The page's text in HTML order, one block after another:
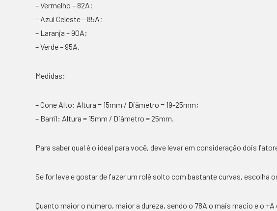
– Vermelho – 82A;
– Azul Celeste – 85A;
– Laranja – 90A;
– Verde – 95A.
Medidas:
– Cone Alto: Altura = 15mm / Diâmetro = 19-25mm;
– Barril: Altura = 15mm / Diâmetro = 25mm.
Para saber qual é o ideal para você, deve levar em consideração dois
Se for leve e gostar de fazer um rolê solto com bastante curvas, escolha
Quanto maior o número, maior a dureza, sendo o 78A o mais macio e o +A